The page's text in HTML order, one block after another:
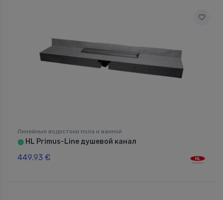
Линейные водостоки пола и ванной
⬤ HL Primus-Line душевой канал
449.93 €